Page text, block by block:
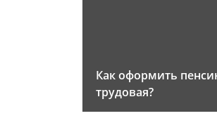
Как оформить
трудовая?